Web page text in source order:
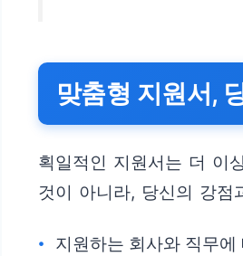
맞춤형 지원서,
획일적인 지원서는 더 이
것이 아니라, 당신의 강점
지원하는 회사와 직무